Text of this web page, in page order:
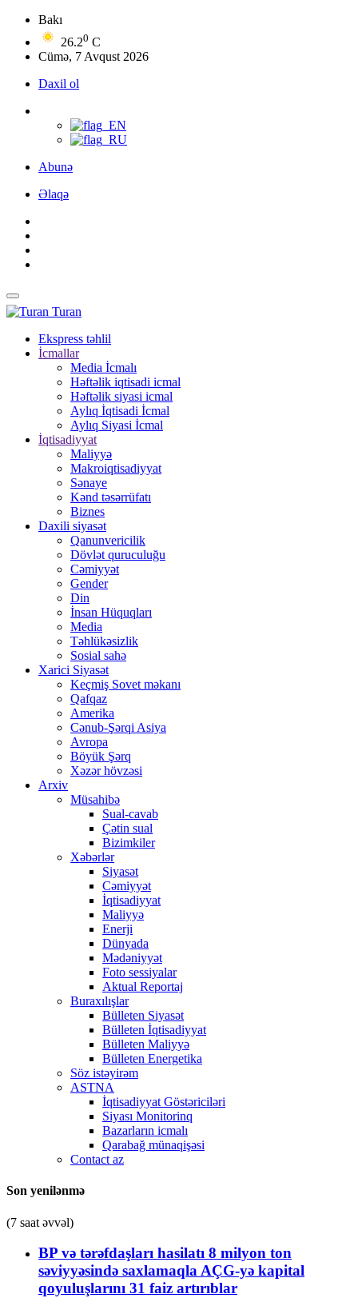
Bakı
26.20 C
Cümə, 7 Avqust 2026
Daxil ol
Abunə
Əlaqə
Turan
Ekspress təhlil
İcmallar
Media İcmalı
Həftəlik iqtisadi icmal
Həftəlik siyasi icmal
Aylıq İqtisadi İcmal
Aylıq Siyasi İcmal
İqtisadiyyat
Maliyyə
Makroiqtisadiyyat
Sənaye
Kənd təsərrüfatı
Biznes
Daxili siyasət
Qanunvericilik
Dövlət quruculuğu
Cəmiyyət
Gender
Din
İnsan Hüquqları
Media
Təhlükəsizlik
Sosial sahə
Xarici Siyasət
Keçmiş Sovet məkanı
Qafqaz
Amerika
Cənub-Şərqi Asiya
Avropa
Böyük Şərq
Xəzər hövzəsi
Arxiv
Müsahibə
Sual-cavab
Çətin sual
Bizimkiler
Xəbərlər
Siyasət
Cəmiyyət
İqtisadiyyat
Maliyyə
Enerji
Dünyada
Mədəniyyət
Foto sessiyalar
Aktual Reportaj
Buraxılışlar
Bülleten Siyasət
Bülleten İqtisadiyyat
Bülleten Maliyyə
Bülleten Energetika
Söz istəyirəm
ASTNA
İqtisadiyyat Göstəriciləri
Siyası Monitorinq
Bazarların icmalı
Qarabağ münaqişəsi
Contact az
Son yenilənmə
(7 saat əvvəl)
BP və tərəfdaşları hasilatı 8 milyon ton
səviyyəsində saxlamaqla AÇG-yə kapital
qoyuluşlarını 31 faiz artırıblar